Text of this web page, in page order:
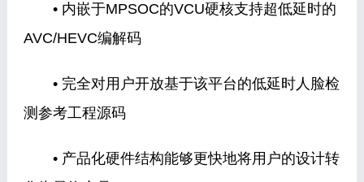
• 内嵌于MPSOC的VCU硬核支持超低延时的
AVC/HEVC编解码
• 完全对用户开放基于该平台的低延时人脸检
测参考工程源码
• 产品化硬件结构能够更快地将用户的设计转